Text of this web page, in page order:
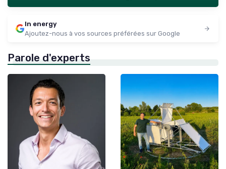
In energy
Ajoutez-nous à vos sources préférées sur Google
Parole d'experts